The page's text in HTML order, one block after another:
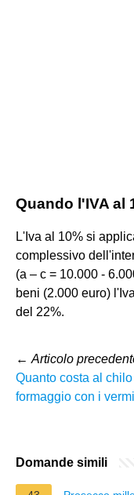
Quando l'IVA al
L'Iva al 10% si
complessivo
(a – c = 10.000 -
beni (2.000 euro)
del 22%.
← Articolo
Quanto costa al chilo
formaggio con i
Domande simili